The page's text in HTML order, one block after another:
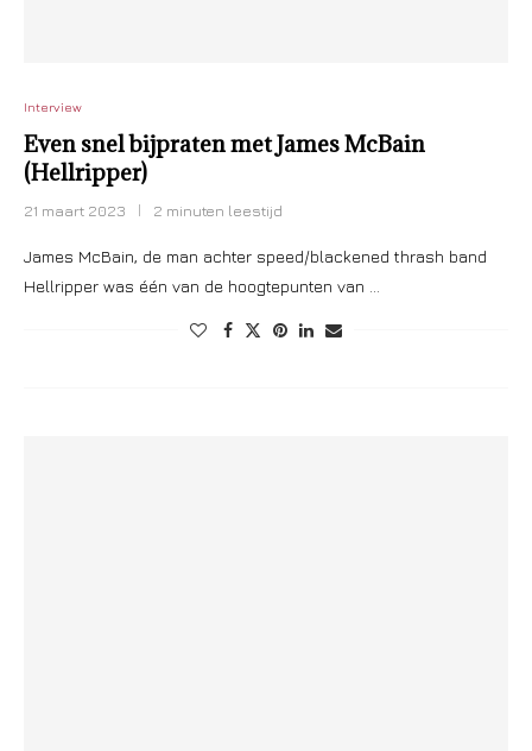
Interview
Even snel bijpraten met James McBain
(Hellripper)
21 maart 2023 2 minuten leestijd
James McBain, de man achter speed/blackened thrash band
Hellripper was één van de hoogtepunten van …